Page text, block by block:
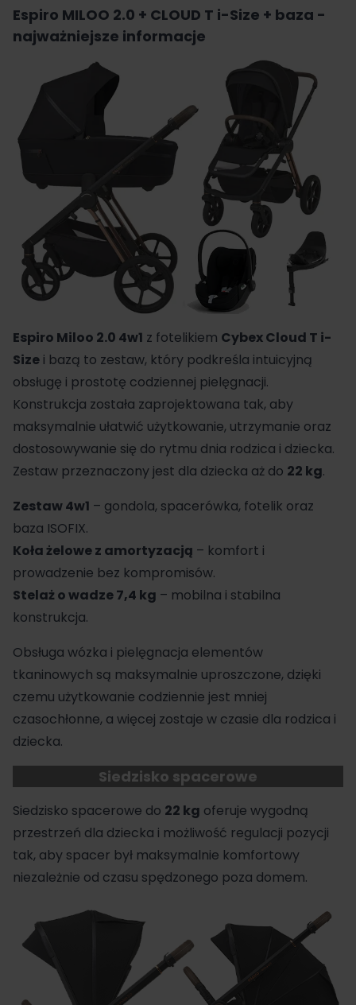
Espiro MILOO 2.0 + CLOUD T i-Size + baza -
najważniejsze informacje
Espiro Miloo 2.0 4w1 z fotelikiem Cybex Cloud T i-
Size i bazą to zestaw, który podkreśla intuicyjną
obsługę i prostotę codziennej pielęgnacji.
Konstrukcja została zaprojektowana tak, aby
maksymalnie ułatwić użytkowanie, utrzymanie oraz
dostosowywanie się do rytmu dnia rodzica i dziecka.
Zestaw przeznaczony jest dla dziecka aż do 22 kg.
Zestaw 4w1 – gondola, spacerówka, fotelik oraz
baza ISOFIX.
Koła żelowe z amortyzacją – komfort i
prowadzenie bez kompromisów.
Stelaż o wadze 7,4 kg – mobilna i stabilna
konstrukcja.
Obsługa wózka i pielęgnacja elementów
tkaninowych są maksymalnie uproszczone, dzięki
czemu użytkowanie codziennie jest mniej
czasochłonne, a więcej zostaje w czasie dla rodzica i
dziecka.
Siedzisko spacerowe
Siedzisko spacerowe do 22 kg oferuje wygodną
przestrzeń dla dziecka i możliwość regulacji pozycji
tak, aby spacer był maksymalnie komfortowy
niezależnie od czasu spędzonego poza domem.